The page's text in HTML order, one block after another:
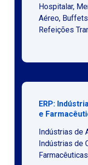
Hospitalar,
Aéreo,
Refeições
ERP:
e
Indústrias de
Indústrias de